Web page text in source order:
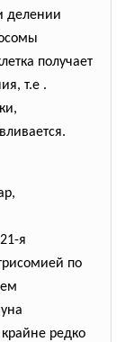
делении
получает
т.е .
я
по
редко